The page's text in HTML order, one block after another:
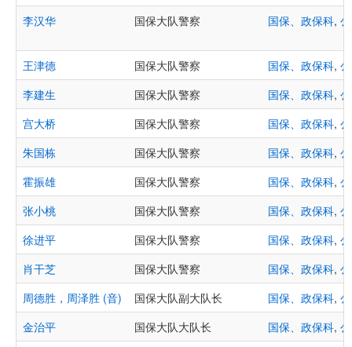
李汉华
国保大队警察 国保、政保科,
王津德 国保大队警察 国保、政保科,
李建生
国保大队警察 国保、政保科,
宫大桥
国保大队警察 国保、政保科,
朱国栋
国保大队警察 国保、政保科,
霍振雄
国保大队警察 国保、政保科,
张小桃
国保大队警察 国保、政保科,
徐进平
国保大队警察 国保、政保科,
肖干芝
国保大队警察 国保、政保科,
周德胜，周泽胜 (音)
国保大队副大队长 国保、政保科,
金治平
国保大队大队长 国保、政保科,